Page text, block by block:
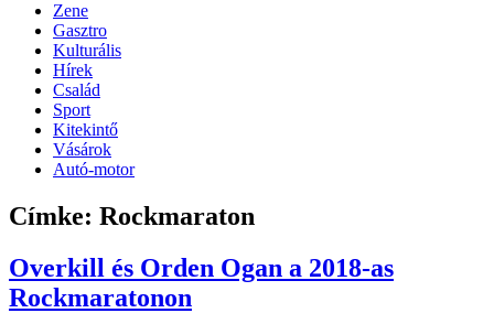
Zene
Gasztro
Kulturális
Hírek
Család
Sport
Kitekintő
Vásárok
Autó-motor
Címke: Rockmaraton
Overkill és Orden Ogan a 2018-as
Rockmaratonon